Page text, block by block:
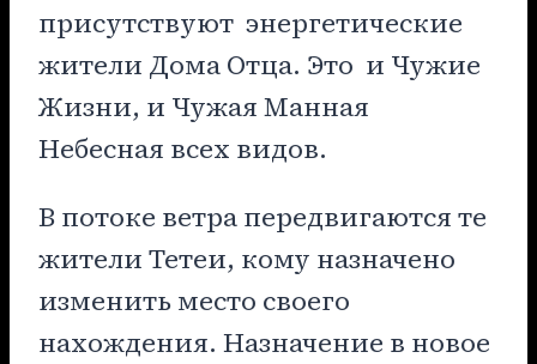
присутствуют энергетические
жители Дома Отца. Это и Чужие
Жизни, и Чужая Манная
Небесная всех видов.
В потоке ветра передвигаются те
жители Тетеи, кому назначено
изменить место своего
нахождения. Назначение в новое